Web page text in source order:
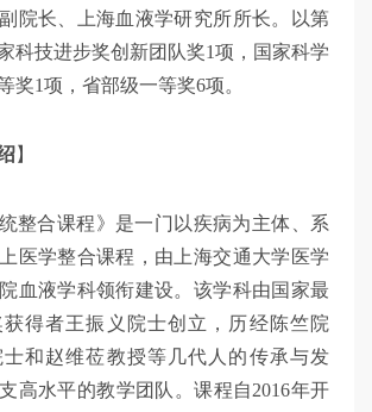
院长、上海血液学研究所所长。以第
科技进步奖创新团队奖1项，国家科学
奖1项，省部级一等奖6项。
】
统整合课程》是一门以疾病为主体、系
医学整合课程，由上海交通大学医学
血液学科领衔建设。该学科由国家最
得者王振义院士创立，历经陈竺院
和赵维莅教授等几代人的传承与发
高水平的教学团队。课程自2016年开